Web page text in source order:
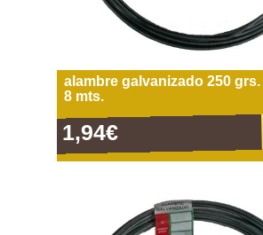
alambre galvanizado 250 grs.
8 mts.
1,94€